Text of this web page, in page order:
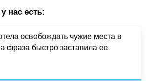
нас есть:
освобождать чужие места в
фраза быстро заставила ее